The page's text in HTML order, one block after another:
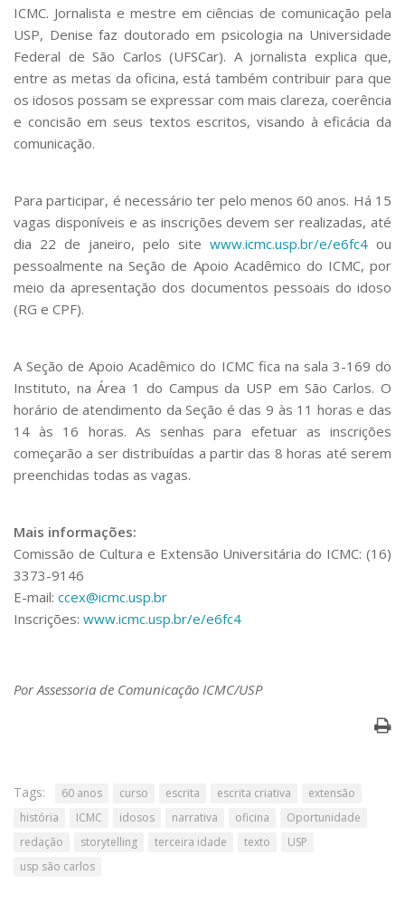
ICMC. Jornalista e mestre em ciências de comunicação pela
USP, Denise faz doutorado em psicologia na Universidade
Federal de São Carlos (UFSCar). A jornalista explica que,
entre as metas da oficina, está também contribuir para que
os idosos possam se expressar com mais clareza, coerência
e concisão em seus textos escritos, visando à eficácia da
comunicação.
Para participar, é necessário ter pelo menos 60 anos. Há 15
vagas disponíveis e as inscrições devem ser realizadas, até
dia 22 de janeiro, pelo site www.icmc.usp.br/e/e6fc4 ou
pessoalmente na Seção de Apoio Acadêmico do ICMC, por
meio da apresentação dos documentos pessoais do idoso
(RG e CPF).
A Seção de Apoio Acadêmico do ICMC fica na sala 3-169 do
Instituto, na Área 1 do Campus da USP em São Carlos. O
horário de atendimento da Seção é das 9 às 11 horas e das
14 às 16 horas. As senhas para efetuar as inscrições
começarão a ser distribuídas a partir das 8 horas até serem
preenchidas todas as vagas.
Mais informações:
Comissão de Cultura e Extensão Universitária do ICMC: (16)
3373-9146
E-mail: ccex@icmc.usp.br
Inscrições: www.icmc.usp.br/e/e6fc4
Por Assessoria de Comunicação ICMC/USP
Tags: 60 anos curso escrita escrita criativa
extensão
história
ICMC idosos narrativa oficina
Oportunidade
redação
storytelling terceira idade texto
USP
usp são carlos